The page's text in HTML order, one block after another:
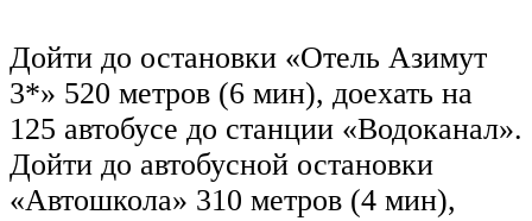
Дойти до остановки «Отель Азимут
3*» 520 метров (6 мин), доехать на
125 автобусе до станции «Водоканал».
Дойти до автобусной остановки
«Автошкола» 310 метров (4 мин),